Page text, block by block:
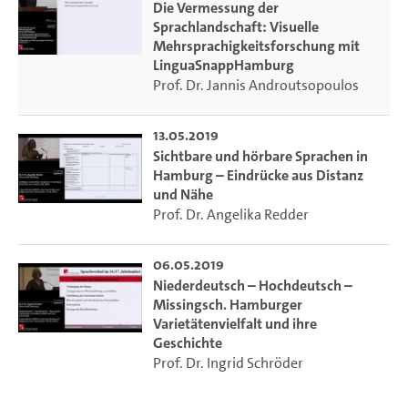
interdisziplinäre Mehrsprachigkeitsforschung an der
Universität Hamburg. Die Vorträge bieten Einblicke in die
kommunikative Geschichte und Gegenwart Hamburgs aus
Sicht seiner wechselnden, nicht immer konfliktfreien
Sprachverhältnisse und zeigen, wie eng Sprache mit dem
städtischen Raum verbunden ist.
Die Ringvorlesung wird anlässlich des
Universitätsjubiläums 2019 und im Rahmen des
Jubiläumsprojekts LinguaSnappHamburg
www.linguasnapp.uni-hamburg.de) ausgerichtet.
Univ.-Prof. Dr. Jannis Androutsopoulos
Institut für Germanistik / Institut für Medien und
Kommunikation, Universität Hamburg
Die Vermessung der
Sprachlandschaft: Visuelle
Mehrsprachigkeitsforschung mit
LinguaSnappHamburg
Prof. Dr. Jannis Androutsopoulos
13.05.2019
Sichtbare und hörbare Sprachen in
Hamburg – Eindrücke aus Distanz
und Nähe
Prof. Dr. Angelika Redder
06.05.2019
Niederdeutsch – Hochdeutsch –
Missingsch. Hamburger
Varietätenvielfalt und ihre
Geschichte
Prof. Dr. Ingrid Schröder